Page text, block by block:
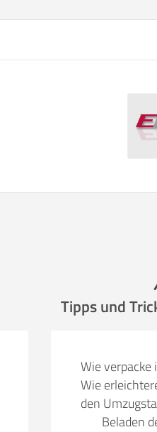
Stunden
ICH MÖCHTE ANGEBOTE
Tipps und
Wie verpacke
Wie
den
Beladen